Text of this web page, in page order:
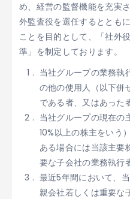
め、経営の監督機能を充実
外監査役を選任するととも
ことを目的として、「社外
準」を制定しております。
当社グループの業務執
の他の使用人（以下併
である者、又はあった
当社グループの現在の
10%以上の株主をいう
ある場合には当該主要
要な子会社の業務執行
最近5年間において、
親会社若しくは重要な